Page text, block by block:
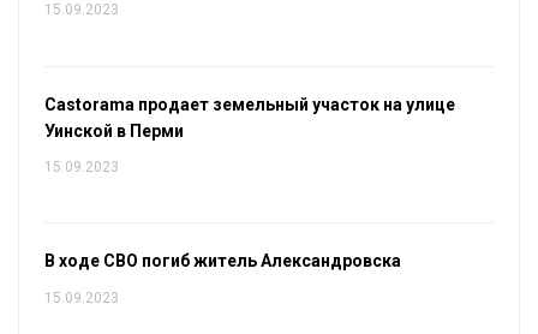
15.09.2023
Castorama продает земельный участок на улице
Уинской в Перми
15.09.2023
В ходе СВО погиб житель Александровска
15.09.2023